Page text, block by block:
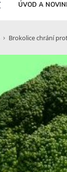
ÚVOD A
Brokolice chrání